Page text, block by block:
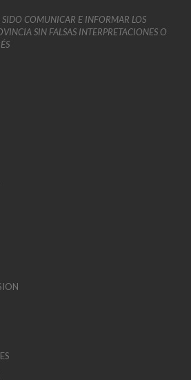
COMUNICAR E INFORMAR LOS
SIN FALSAS INTERPRETACIONES O